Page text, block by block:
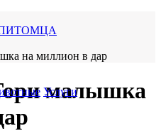
Услуги
на миллион в дар
малышка